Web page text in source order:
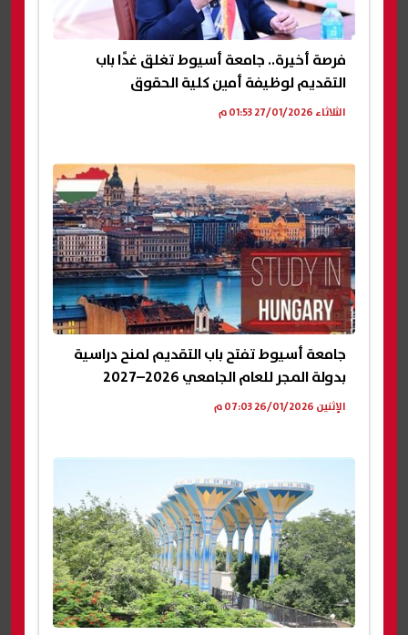
فرصة أخيرة.. جامعة أسيوط تغلق غدًا باب
التقديم لوظيفة أمين كلية الحقوق
الثلاثاء 27/01/2026 01:53 م
جامعة أسيوط تفتح باب التقديم لمنح دراسية
بدولة المجر للعام الجامعي 2026–2027
الإثنين 26/01/2026 07:03 م